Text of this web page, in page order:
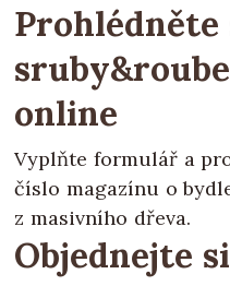
Prohlédněte
online
Vyplňte formulář a
číslo magazínu o
z masivního dřeva.
Objednejte